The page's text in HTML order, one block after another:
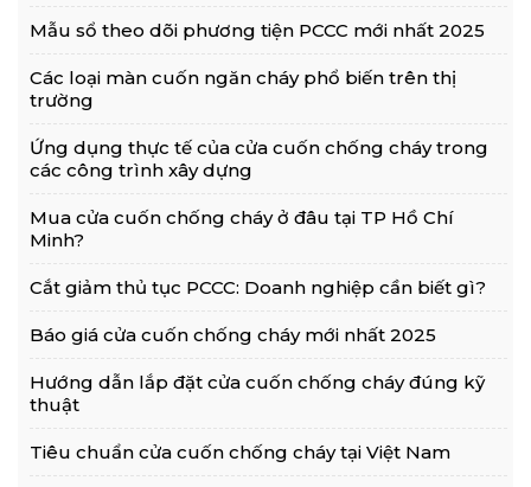
Mẫu sổ theo dõi phương tiện PCCC mới nhất 2025
Các loại màn cuốn ngăn cháy phổ biến trên thị
trường
Ứng dụng thực tế của cửa cuốn chống cháy trong
các công trình xây dựng
Mua cửa cuốn chống cháy ở đâu tại TP Hồ Chí
Minh?
Cắt giảm thủ tục PCCC: Doanh nghiệp cần biết gì?
Báo giá cửa cuốn chống cháy mới nhất 2025
Hướng dẫn lắp đặt cửa cuốn chống cháy đúng kỹ
thuật
Tiêu chuẩn cửa cuốn chống cháy tại Việt Nam